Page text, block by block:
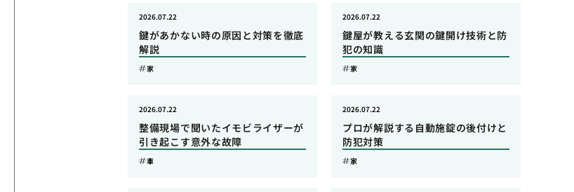
鍵があかない時の原因と対策を徹底
解説
2026.07.22
家
鍵屋が教える玄関の鍵開け技術と防
犯の知識
2026.07.22
家
整備現場で聞いたイモビライザーが
引き起こす意外な故障
2026.07.22
車
プロが解説する自動施錠の後付けと
防犯対策
2026.07.22
家